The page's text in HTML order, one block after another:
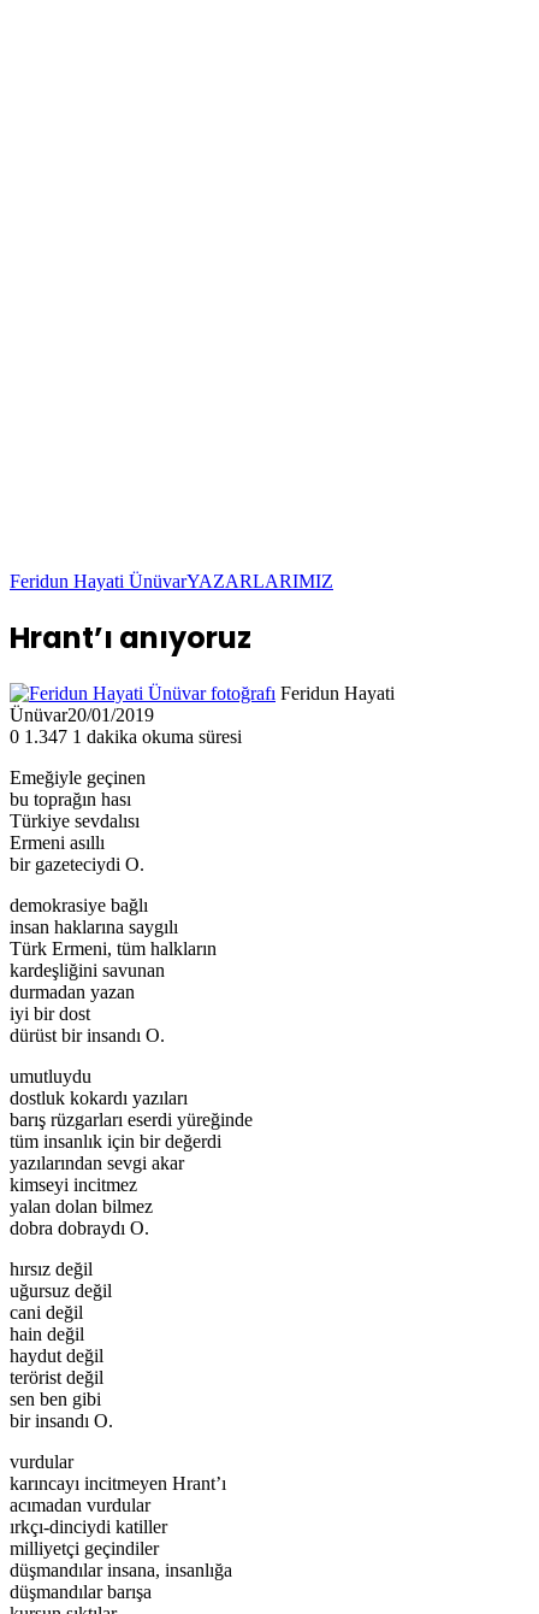
Feridun Hayati ÜnüvarYAZARLARIMIZ
Hrant’ı anıyoruz
Feridun Hayati
Ünüvar20/01/2019
0 1.347 1 dakika okuma süresi
Emeğiyle geçinen
bu toprağın hası
Türkiye sevdalısı
Ermeni asıllı
bir gazeteciydi O.
demokrasiye bağlı
insan haklarına saygılı
Türk Ermeni, tüm halkların
kardeşliğini savunan
durmadan yazan
iyi bir dost
dürüst bir insandı O.
umutluydu
dostluk kokardı yazıları
barış rüzgarları eserdi yüreğinde
tüm insanlık için bir değerdi
yazılarından sevgi akar
kimseyi incitmez
yalan dolan bilmez
dobra dobraydı O.
hırsız değil
uğursuz değil
cani değil
hain değil
haydut değil
terörist değil
sen ben gibi
bir insandı O.
vurdular
karıncayı incitmeyen Hrant’ı
acımadan vurdular
ırkçı-dinciydi katiller
milliyetçi geçindiler
düşmandılar insana, insanlığa
düşmandılar barışa